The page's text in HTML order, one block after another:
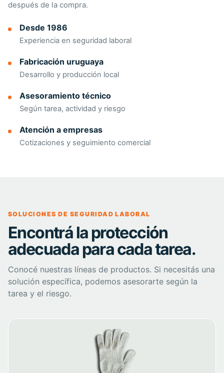
después de la compra.
Desde 1986
Experiencia en seguridad laboral
Fabricación uruguaya
Desarrollo y producción local
Asesoramiento técnico
Según tarea, actividad y riesgo
Atención a empresas
Cotizaciones y seguimiento comercial
SOLUCIONES DE SEGURIDAD LABORAL
Encontrá la protección
adecuada para cada tarea.
Conocé nuestras líneas de productos. Si necesitás una
solución específica, podemos asesorarte según la
tarea y el riesgo.